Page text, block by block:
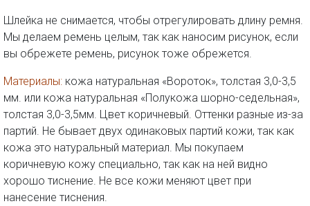
Шлейка не снимается, чтобы отрегулировать длину ремня.
Мы делаем ремень целым, так как наносим рисунок, если
вы обрежете ремень, рисунок тоже обрежется.
Материалы: кожа натуральная «Вороток», толстая 3,0-3,5
мм. или кожа натуральная «Полукожа шорно-седельная»,
толстая 3,0-3,5мм. Цвет коричневый. Оттенки разные из-за
партий. Не бывает двух одинаковых партий кожи, так как
кожа это натуральный материал. Мы покупаем
коричневую кожу специально, так как на ней видно
хорошо тиснение. Не все кожи меняют цвет при
нанесение тиснения.